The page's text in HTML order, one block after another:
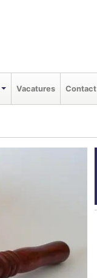
Vacatures Contact